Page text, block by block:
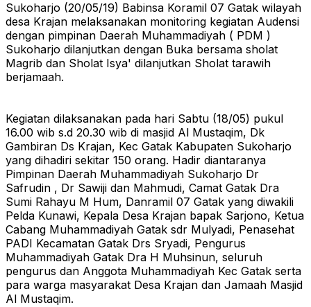
Sukoharjo (20/05/19) Babinsa Koramil 07 Gatak wilayah
desa Krajan melaksanakan monitoring kegiatan Audensi
dengan pimpinan Daerah Muhammadiyah ( PDM )
Sukoharjo dilanjutkan dengan Buka bersama sholat
Magrib dan Sholat Isya' dilanjutkan Sholat tarawih
berjamaah.
Kegiatan dilaksanakan pada hari Sabtu (18/05) pukul
16.00 wib s.d 20.30 wib di masjid Al Mustaqim, Dk
Gambiran Ds Krajan, Kec Gatak Kabupaten Sukoharjo
yang dihadiri sekitar 150 orang. Hadir diantaranya
Pimpinan Daerah Muhammadiyah Sukoharjo Dr
Safrudin , Dr Sawiji dan Mahmudi, Camat Gatak Dra
Sumi Rahayu M Hum, Danramil 07 Gatak yang diwakili
Pelda Kunawi, Kepala Desa Krajan bapak Sarjono, Ketua
Cabang Muhammadiyah Gatak sdr Mulyadi, Penasehat
PADI Kecamatan Gatak Drs Sryadi, Pengurus
Muhammadiyah Gatak Dra H Muhsinun, seluruh
pengurus dan Anggota Muhammadiyah Kec Gatak serta
para warga masyarakat Desa Krajan dan Jamaah Masjid
Al Mustaqim.